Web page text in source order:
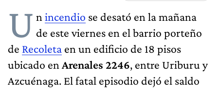
U n incendio se desató en la mañana
de este viernes en el barrio porteño
de Recoleta en un edificio de 18 pisos
ubicado en Arenales 2246, entre Uriburu y
Azcuénaga. El fatal episodio dejó el saldo